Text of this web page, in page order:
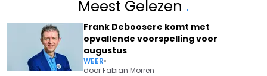
Meest Gelezen .
Frank Deboosere komt met
opvallende voorspelling voor
augustus
WEER•
doorFabian Morren